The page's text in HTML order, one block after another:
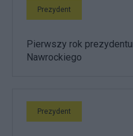
Prezydent
Pierwszy rok
Nawrockiego
Prezydent